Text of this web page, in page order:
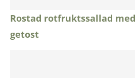
Rostad rotfruktssallad
getost